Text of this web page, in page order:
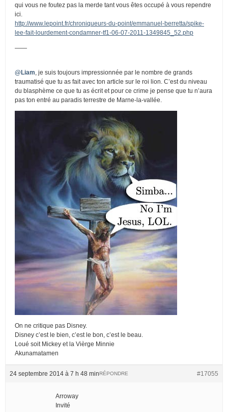
qui vous ne foutez pas la merde tant vous êtes occupé à vous rependre
ici.
http://www.lepoint.fr/chroniqueurs-du-point/emmanuel-berretta/spike-
lee-fait-lourdement-condamner-tf1-06-07-2011-1349845_52.php
——
@Liam , je suis toujours impressionnée par le nombre de grands
traumatisé que tu as fait avec ton article sur le roi lion. C’est du niveau
du blasphème ce que tu as écrit et pour ce crime je pense que tu n’aura
pas ton entré au paradis terrestre de Marne-la-vallée.
On ne critique pas Disney.
Disney c’est le bien, c’est le bon, c’est le beau.
Loué soit Mickey et la Vièrge Minnie
Akunamatamen
24 septembre 2014 à 7 h 48 min #17055
RÉPONDRE
Arroway
Invité